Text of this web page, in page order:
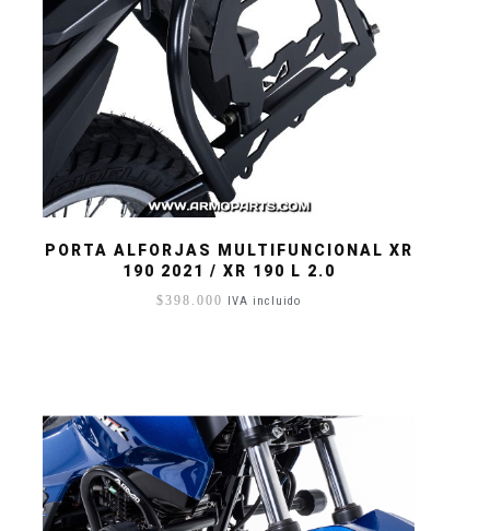
PORTA ALFORJAS MULTIFUNCIONAL XR
190 2021 / XR 190 L 2.0
$398.000 IVA incluido